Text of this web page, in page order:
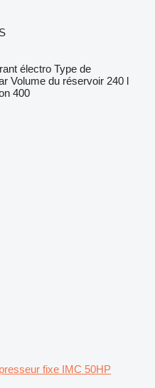
électro Type de
Volume du réservoir 240 l
400
fixe IMC 50HP